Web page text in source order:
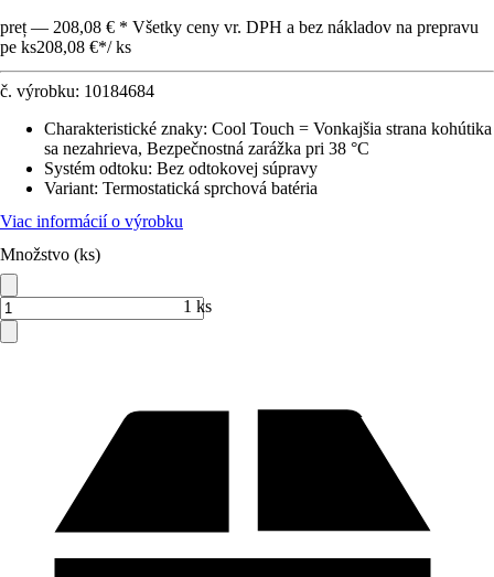
preț — 208,08 € * Všetky ceny vr. DPH a bez nákladov na prepravu
pe ks208,08 €*/ ks
č. výrobku: 10184684
Charakteristické znaky: Cool Touch = Vonkajšia strana kohútika
sa nezahrieva, Bezpečnostná zarážka pri 38 °C
Systém odtoku: Bez odtokovej súpravy
Variant: Termostatická sprchová batéria
Viac informácií o výrobku
Množstvo (ks)
1 ks